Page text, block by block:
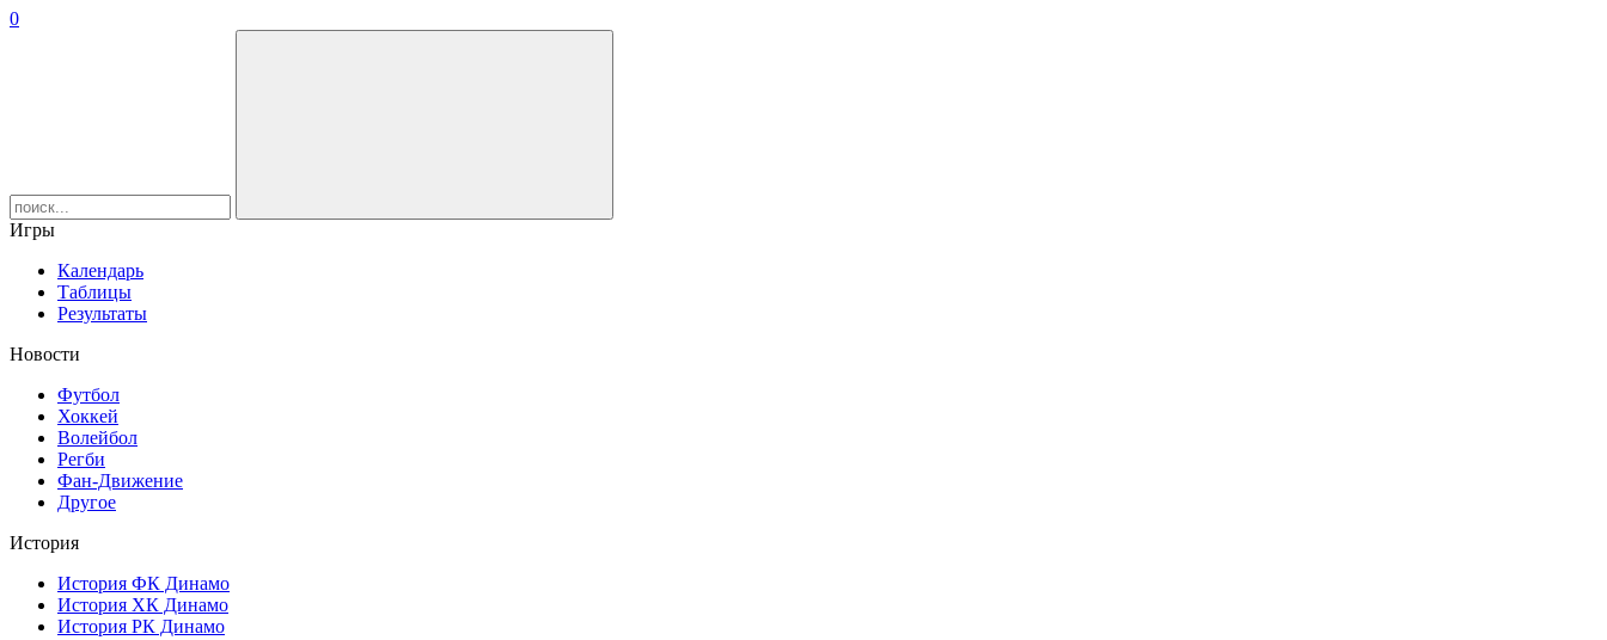
0
Игры
Календарь
Таблицы
Результаты
Новости
Футбол
Хоккей
Волейбол
Регби
Фан-Движение
Другое
История
История ФК Динамо
История ХК Динамо
История РК Динамо